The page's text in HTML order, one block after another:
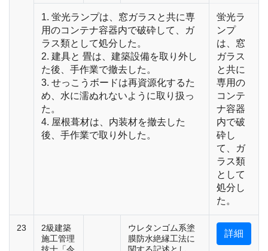
1. 蛍光ランプは、窓ガラスと共に専
用のコンテナ容器内で破砕して、ガ
ラス類として処分した。
2. 建具と 畳は、建築設備を取り外し
た後、手作業で撤去した。
3. せっこうボードは再資源化するた
め、水に濡ぬれないように取り扱っ
た。
4. 屋根葺材は、内装材を撤去した
後、手作業で取り外した。
蛍光ラ
ンプ
は、窓
ガラス
と共に
専用の
コンテ
ナ容器
内で破
砕し
て、ガ
ラス類
として
処分し
た。
23
2級建築
施工管理
ウレタンゴム系塗
膜防水絶縁工法に
詳細